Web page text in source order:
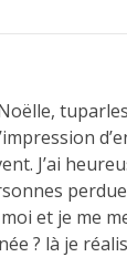
J’ai
et je me
? là je